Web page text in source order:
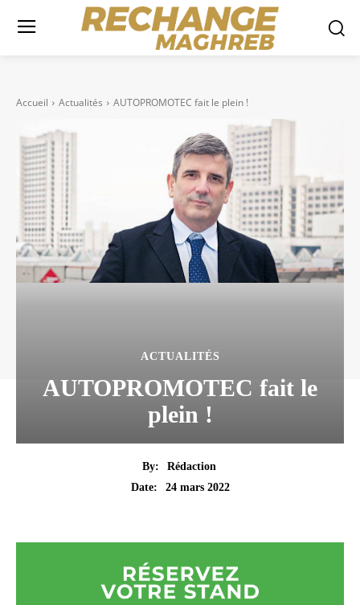
Accueil Actualités AUTOPROMOTEC fait le plein !
ACTUALITÉS
AUTOPROMOTEC fait le
plein !
By:
Rédaction
Date:
24 mars 2022